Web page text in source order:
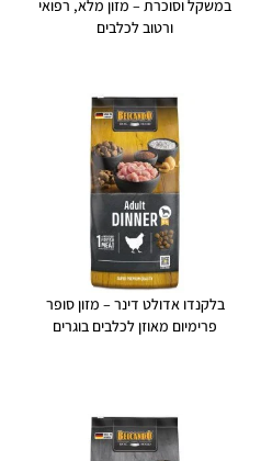
במשקל וסוכרת – מזון מלא, רפואי
ורטוב לכלבים
בלקנדו אדולט דינר – מזון סופר
פרימיום מאוזן לכלבים בוגרים